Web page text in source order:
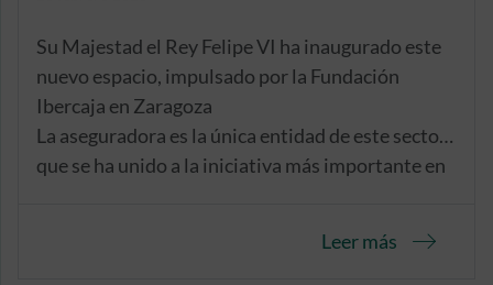
Su Majestad el Rey Felipe VI ha inaugurado este
nuevo espacio, impulsado por la Fundación
Ibercaja en Zaragoza
La aseguradora es la única entidad de este sector
que se ha unido a la iniciativa más importante en
Leer más